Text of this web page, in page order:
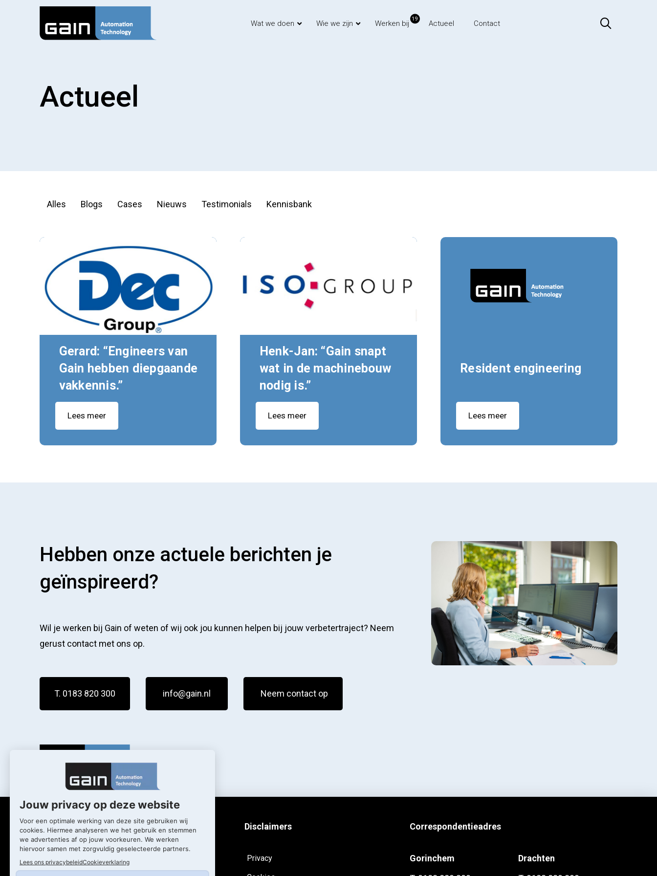
Wat we doen Wie we zijn Werken bij 19 Actueel Contact
Actueel
Alles Blogs Cases Nieuws Testimonials Kennisbank
Gerard: “Engineers van
Gain hebben diepgaande
vakkennis.”
Lees meer
Henk-Jan: “Gain snapt
wat in de machinebouw
nodig is.”
Lees meer
Resident engineering
Lees meer
Hebben onze actuele berichten je
geïnspireerd?
Wil je werken bij Gain of weten of wij ook jou kunnen helpen bij jouw verbetertraject? Neem
gerust contact met ons op.
T. 0183 820 300 info@gain.nl Neem contact op
Wat we doen
Diensten
Wie we zijn Disclaimers
Privacy
Correspondentieadres
Gorinchem
Drachten